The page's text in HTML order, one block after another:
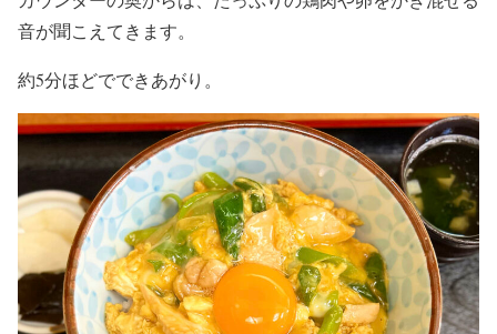
音が聞こえてきます。
約5分ほどでできあがり。